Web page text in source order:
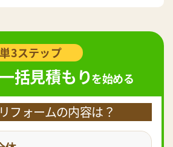
3ステップ
括見積もりを始める
フォームの内容は？